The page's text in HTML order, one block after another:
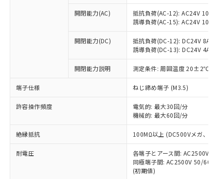
開閉能力(AC)
抵抗負荷(AC-12): AC24V 10A/
誘導負荷(AC-15): AC24V
開閉能力(DC)
抵抗負荷(DC-12): DC24V 8A/
誘導負荷(DC-13): DC24V 4A/
開閉能力説明 測定条件: 周囲温度 20±2℃、
端子仕様 ねじ締め端子 (M3.5)
許容操作頻度
電気的: 最大30回/分
機械的: 最大60回/分
絶縁抵抗 100MΩ以上 (DC500Vメガ、点
耐電圧
各端子とアース間: AC2500V
同極端子間: AC2500V 50/
(初期値)
ご利用条件
ご利用ください。
本サービスは、当社制御機器事業取扱
商品の当社在庫状況および標準価格
(税抜)を提供させていただくもので
当社制御機器事業取扱商品の中には、
本サービスの対象外となる商品もある
ことをご了承ください。
在庫状況および標準価格照会結果は、
対応済み：EU RoHS指令（10物質）の
非含有に対応した製品が提供可能な商品で
対応予定：EU RoHS指令（10物質）の非含
有に対応した製品に切り替える予定のある
対応予定なし：EU RoHS指令（10物質）の
非含有に非対応の商品で、対応品を出す予
定はありません。
調査・確認中：EU RoHS指令（10物質）の
非含有の対応状況を調査中または確認中の
害物質有無と関係のない商品です。
仕入先様の事情により、非含有部品として
いたものが、含有品と判明した場合などや
むを得ず変更することがあります。
※1 中国RoHS○×表
「○」：最大均質材料含有率が中国RoHSの
基準値以下であることを示します。
「×」：最大均質材料含有率が中国RoHSの
基準値を超えていることを示します。
「－」：未確認です。当社販売部門へお問
当社は、これら貴社製品のうち、外国
為替および外国貿易法に定める商品